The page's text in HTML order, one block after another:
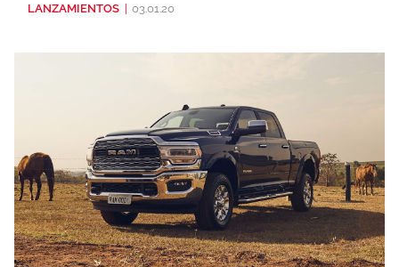
LANZAMIENTOS 03.01.20